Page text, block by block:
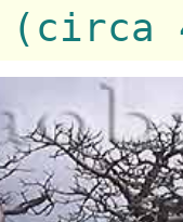
(circa